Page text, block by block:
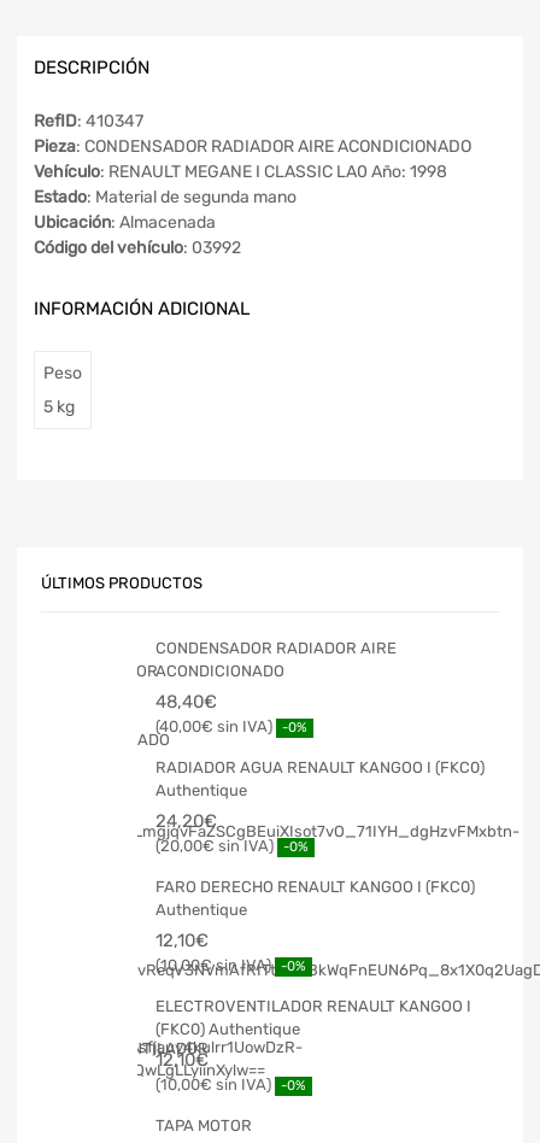
DESCRIPCIÓN
RefID: 410347
Pieza: CONDENSADOR RADIADOR AIRE ACONDICIONADO
Vehículo: RENAULT MEGANE I CLASSIC LA0 Año: 1998
Estado: Material de segunda mano
Ubicación: Almacenada
Código del vehículo: 03992
INFORMACIÓN ADICIONAL
Peso
5 kg
ÚLTIMOS PRODUCTOS
CONDENSADOR RADIADOR AIRE
ACONDICIONADO
48,40€
40,00€ -0%
RADIADOR AGUA RENAULT KANGOO I (FKC0)
Authentique
24,20€
20,00€ -0%
FARO DERECHO RENAULT KANGOO I (FKC0)
Authentique
12,10€
10,00€ -0%
ELECTROVENTILADOR RENAULT KANGOO I
(FKC0) Authentique
12,10€
10,00€ -0%
TAPA MOTOR